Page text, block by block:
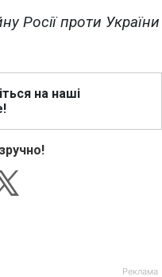
Росії проти України
на наші